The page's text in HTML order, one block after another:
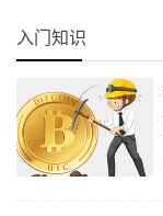
入门知识